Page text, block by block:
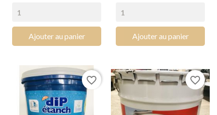
Ajouter au panier Ajouter au panier
favorite_border favorite_border